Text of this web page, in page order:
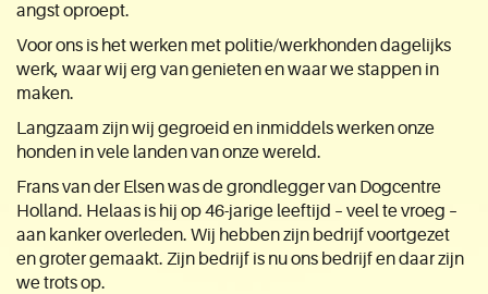
angst oproept.
Voor ons is het werken met politie/werkhonden dagelijks
werk, waar wij erg van genieten en waar we stappen in
maken.
Langzaam zijn wij gegroeid en inmiddels werken onze
honden in vele landen van onze wereld.
Frans van der Elsen was de grondlegger van Dogcentre
Holland. Helaas is hij op 46-jarige leeftijd – veel te vroeg –
aan kanker overleden. Wij hebben zijn bedrijf voortgezet
en groter gemaakt. Zijn bedrijf is nu ons bedrijf en daar zijn
we trots op.